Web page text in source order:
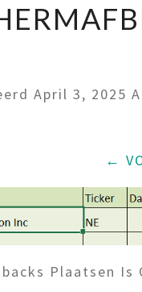
April 3, 2025
←
Plaatsen